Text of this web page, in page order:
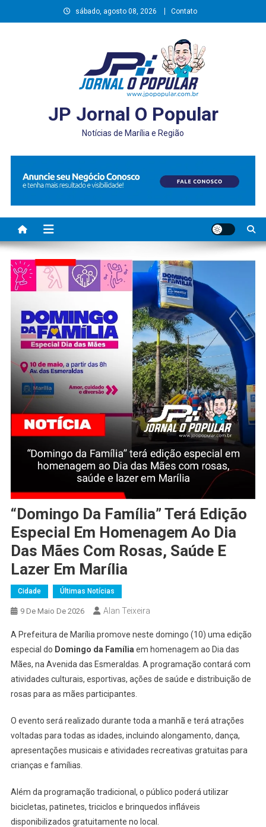
to
sábado, agosto 08, 2026 Contato
JP Jornal O Popular
Notícias de Marília e Região
“Domingo Da Família” Terá Edição
Especial Em Homenagem Ao Dia
Das Mães Com Rosas, Saúde E
Lazer Em Marília
Cidade Últimas Notícias
9 De Maio De 2026 Alan Teixeira
A Prefeitura de Marília promove neste domingo (10) uma edição
especial do Domingo da Família em homenagem ao Dia das
Mães, na Avenida das Esmeraldas. A programação contará com
atividades culturais, esportivas, ações de saúde e distribuição de
rosas para as mães participantes.
O evento será realizado durante toda a manhã e terá atrações
voltadas para todas as idades, incluindo alongamento, dança,
apresentações musicais e atividades recreativas gratuitas para
crianças e famílias.
Além da programação tradicional, o público poderá utilizar
bicicletas, patinetes, triciclos e brinquedos infláveis
disponibilizados gratuitamente no local.